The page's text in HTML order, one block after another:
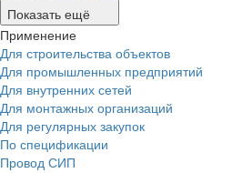
Показать ещё
Применение
Для строительства объектов
Для промышленных предприятий
Для внутренних сетей
Для монтажных организаций
Для регулярных закупок
По спецификации
Провод СИП